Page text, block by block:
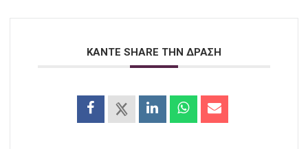
ΚΑΝΤΕ SHARE ΤΗΝ ΔΡΑΣΗ